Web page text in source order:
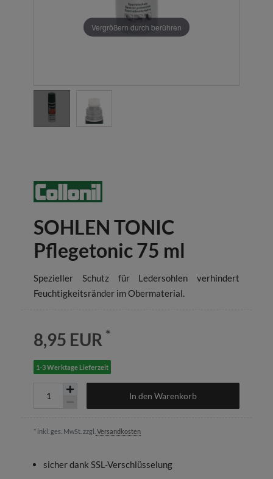
Vergrößern durch berühren
SOHLEN TONIC
Pflegetonic 75 ml
Spezieller Schutz für Ledersohlen verhindert
Feuchtigkeitsränder im Obermaterial.
8,95 EUR *
1-3 Werktage Lieferzeit
In den Warenkorb
* inkl. ges. MwSt. zzgl. Versandkosten
sicher dank SSL-Verschlüsselung